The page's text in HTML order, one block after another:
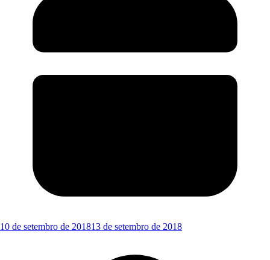
10 de setembro de 201813 de setembro de 2018